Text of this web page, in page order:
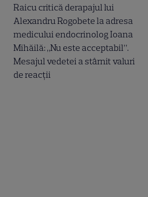
Raicu critică derapajul lui
Alexandru Rogobete la adresa
medicului endocrinolog Ioana
Mihăilă: „Nu este acceptabil”.
Mesajul vedetei a stârnit valuri
de reacții